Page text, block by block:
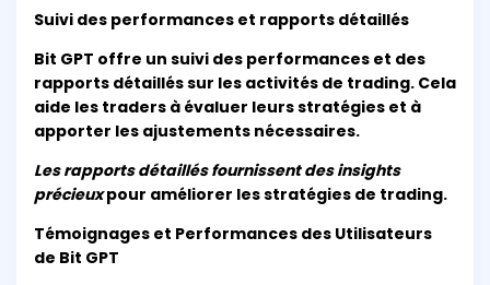
Suivi des performances et rapports détaillés
Bit GPT offre un suivi des performances et des
rapports détaillés sur les activités de trading. Cela
aide les traders à évaluer leurs stratégies et à
apporter les ajustements nécessaires.
Les rapports détaillés fournissent des insights
précieuxpour améliorer les stratégies de trading.
Témoignages et Performances des Utilisateurs
de Bit GPT